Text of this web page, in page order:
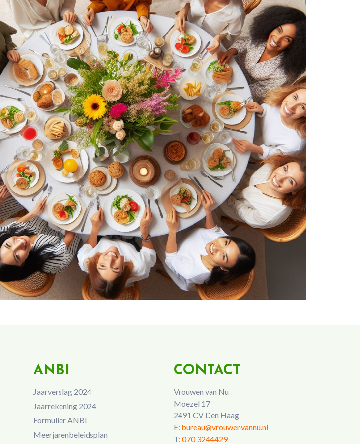
ANBI
Jaarverslag 2024
Jaarrekening 2024
Formulier ANBI
Meerjarenbeleidsplan
CONTACT
Vrouwen van Nu
Moezel 17
2491 CV Den Haag
E: bureau@vrouwenvannu.nl
T: 070 3244429